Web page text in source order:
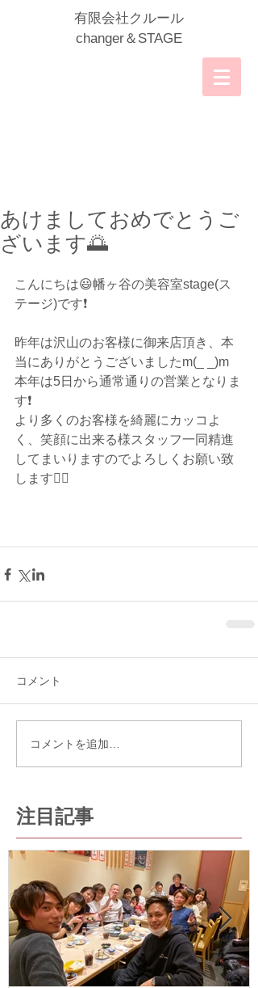
​有限会社クルール
​changer＆STAGE
あけましておめでとうご
ざいます🌅
こんにちは😃幡ヶ谷の美容室stage(ス
テージ)です❗️
昨年は沢山のお客様に御来店頂き、本
当にありがとうございましたm(_ _)m
本年は5日から通常通りの営業となりま
す❗️
より多くのお客様を綺麗にカッコよ
く、笑顔に出来る様スタッフ一同精進
してまいりますのでよろしくお願い致
します🙇‍♂️
コメント
コメントを追加…
注目記事